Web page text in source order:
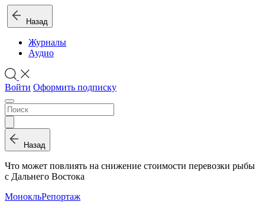
Назад
Журналы
Аудио
Войти Оформить подписку
Назад
Что может повлиять на снижение стоимости перевозки рыбы
с Дальнего Востока
МонокльРепортаж